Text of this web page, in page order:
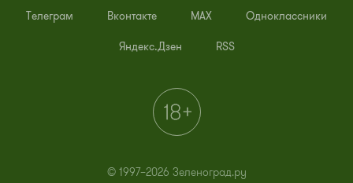
Телеграм Вконтакте MAX Одноклассники
Яндекс.Дзен RSS
© 1997–2026 Зеленоград.ру